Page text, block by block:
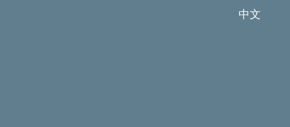
中文